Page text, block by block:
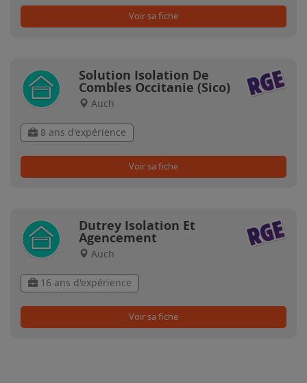
Voir sa fiche
Solution Isolation De
Combles Occitanie (Sico)
Auch
8 ans d'expérience
Voir sa fiche
Dutrey Isolation Et
Agencement
Auch
16 ans d'expérience
Voir sa fiche